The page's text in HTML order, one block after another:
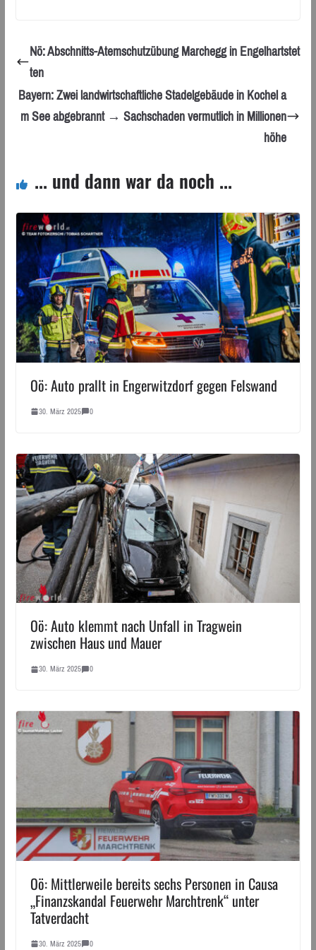
Nö: Abschnitts-Atemschutzübung Marchegg in Engelhartstet
ten
Bayern: Zwei landwirtschaftliche Stadelgebäude in Kochel a
m See abgebrannt → Sachschaden vermutlich in Millionen
höhe
... und dann war da noch ...
Oö: Auto prallt in Engerwitzdorf gegen Felswand
30. März 2025 0
Oö: Auto klemmt nach Unfall in Tragwein
zwischen Haus und Mauer
30. März 2025 0
Oö: Mittlerweile bereits sechs Personen in Causa
„Finanzskandal Feuerwehr Marchtrenk“ unter
Tatverdacht
30. März 2025 0